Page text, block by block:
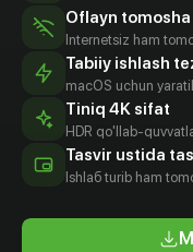
Oflayn
Internetsiz ham
Tabiiy ishlash
macOS uchun
Tiniq 4K sifat
HDR qo'llab-
Tasvir ustida
Ishlаб turib ham